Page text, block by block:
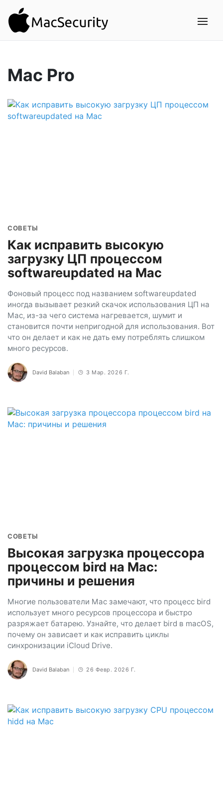
Mac Pro
СОВЕТЫ
Как исправить высокую
загрузку ЦП процессом
softwareupdated на Mac
Фоновый процесс под названием softwareupdated
иногда вызывает резкий скачок использования ЦП на
Mac, из-за чего система нагревается, шумит и
становится почти непригодной для использования. Вот
что он делает и как не дать ему потреблять слишком
много ресурсов.
David Balaban 3 Мар. 2026 Г.
СОВЕТЫ
Высокая загрузка процессора
процессом bird на Mac:
причины и решения
Многие пользователи Mac замечают, что процесс bird
использует много ресурсов процессора и быстро
разряжает батарею. Узнайте, что делает bird в macOS,
почему он зависает и как исправить циклы
синхронизации iCloud Drive.
David Balaban 26 Февр. 2026 Г.